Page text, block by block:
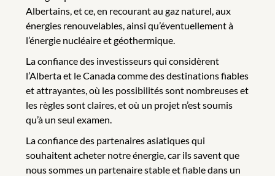
Albertains, et ce, en recourant au gaz naturel, aux
énergies renouvelables, ainsi qu’éventuellement à
l’énergie nucléaire et géothermique.
La confiance des investisseurs qui considèrent
l’Alberta et le Canada comme des destinations fiables
et attrayantes, où les possibilités sont nombreuses et
les règles sont claires, et où un projet n’est soumis
qu’à un seul examen.
La confiance des partenaires asiatiques qui
souhaitent acheter notre énergie, car ils savent que
nous sommes un partenaire stable et fiable dans un